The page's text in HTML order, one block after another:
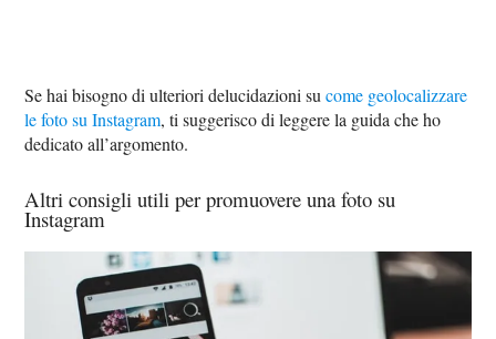
Se hai bisogno di ulteriori delucidazioni sucome geolocalizzare
le foto su Instagram, ti suggerisco di leggere la guida che ho
dedicato all’argomento.
Altri consigli utili per promuovere una foto su
Instagram